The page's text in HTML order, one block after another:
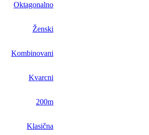
Oktagonalno
Ženski
Kombinovani
Kvarcni
200m
Klasična